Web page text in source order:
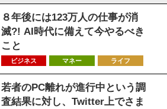
８年後には123万人の仕事が消
滅?! AI時代に備えて今やるべき
こと
ビジネス マネー ライフ
若者のPC離れが進行中という調
査結果に対し、Twitter上でさま